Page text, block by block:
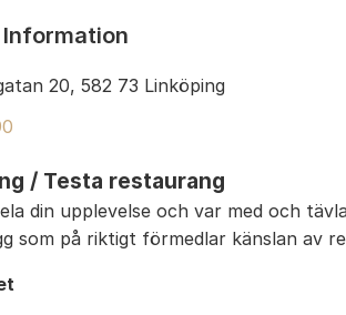
20, 582 73 Linköping
/ Testa restaurang
din upplevelse och var med och
som på riktigt förmedlar känslan av